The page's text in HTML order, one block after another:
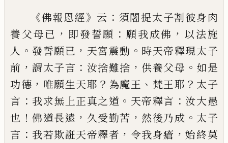
《佛報恩經》 云 ： 須闍提太子割彼身肉
養父母已 ， 即發誓願 ： 願我成佛 ， 以法施
人 。 發誓願已 ， 天宮震動 。 時天帝釋現太子
前 ，謂太子言 ： 汝捨難捨 ， 供養父母 。 如是
功德 ， 唯願生天耶 ？ 為魔王 、 梵王耶 ？ 太子
言 ： 我求無上正真之道 。 天帝釋言 ： 汝大愚
也 ！佛道長遠 ， 久受勤苦 ， 然後乃成 。 太子
言 ： 我若欺誑天帝釋者 ， 令我身瘡 ，始終莫